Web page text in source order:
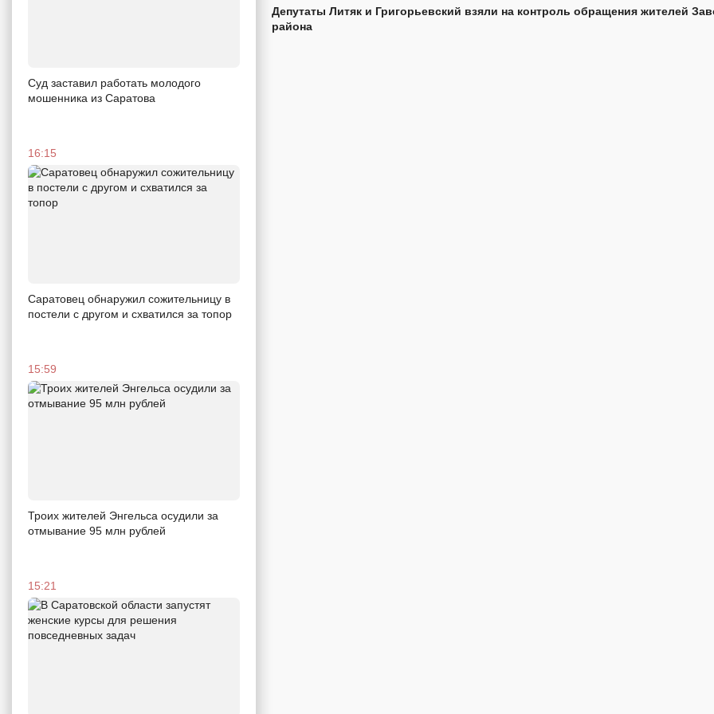
Суд заставил работать молодого
мошенника из Саратова
16:15
Саратовец обнаружил сожительницу в
постели с другом и схватился за топор
15:59
Троих жителей Энгельса осудили за
отмывание 95 млн рублей
15:21
Депутаты Литяк и Григорьевский взяли на контроль обращения жителей
района